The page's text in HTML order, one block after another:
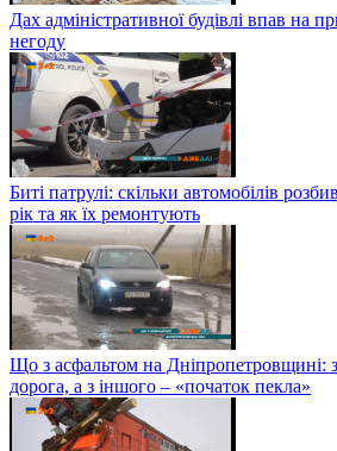
Дах адміністративної будівлі впав на
негоду
Биті патрулі: скільки автомобілів
рік та як їх ремонтують
Що з асфальтом на Дніпропетровщині:
дорога, а з іншого – «початок пекла»